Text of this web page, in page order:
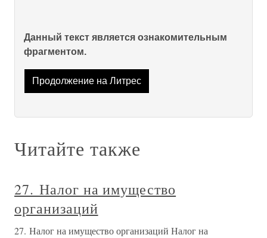
Данный текст является ознакомительным
фрагментом.
Продолжение на Литрес
Читайте также
27. Налог на имущество
организаций
27. Налог на имущество организаций Налог на